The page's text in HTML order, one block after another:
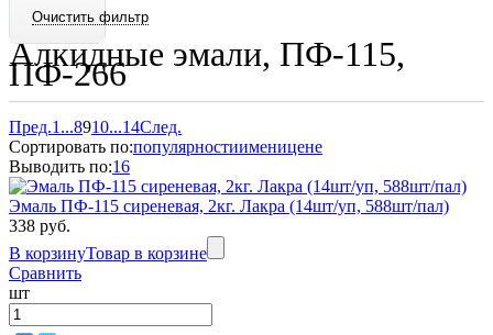
Алкидные эмали, ПФ-115,
ПФ-266
Пред.1 ...8910...14След.
Сортировать по:популярностиименицене
Выводить по:16
Эмаль ПФ-115 сиреневая, 2кг. Лакра (14шт/уп, 588шт/пал)
338 руб.
В корзинуТовар в корзине
Сравнить
шт